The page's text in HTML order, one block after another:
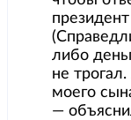
либо
не
моего
—